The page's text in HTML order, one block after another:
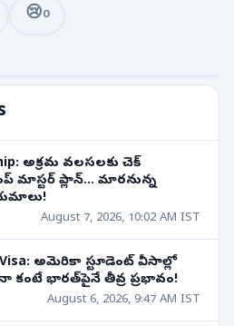
అక్రమ వలసలకు చెక్
మాస్టర్ ప్లాన్... మారనున్న
August 7, 2026, 10:02 AM IST
Visa: అమెరికా స్టూడెంట్ వీసాల్లో
కంటే భారత్‌పైనే తీవ్ర ప్రభావం!
August 6, 2026, 9:47 AM IST
😢0